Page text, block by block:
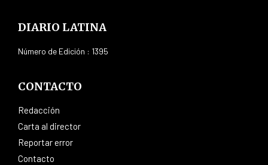
DIARIO LATINA
Número de Edición : 1395
CONTACTO
Redacción
Carta al director
Reportar error
Contacto